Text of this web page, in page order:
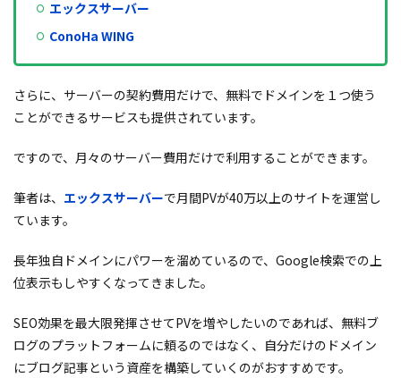
エックスサーバー
ConoHa WING
さらに、サーバーの契約費用だけで、無料でドメインを１つ使う
ことができるサービスも提供されています。
ですので、月々のサーバー費用だけで利用することができます。
筆者は、 エックスサーバーで月間PVが40万以上のサイトを運営し
ています。
長年独自ドメインにパワーを溜めているので、Google検索での上
位表示もしやすくなってきました。
SEO効果を最大限発揮させてPVを増やしたいのであれば、無料ブ
ログのプラットフォームに頼るのではなく、自分だけのドメイン
にブログ記事という資産を構築していくのがおすすめです。